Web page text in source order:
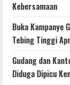
Kebersamaan
Buka Kampanye
Tebing Tinggi
Gudang dan
Diduga Dipicu